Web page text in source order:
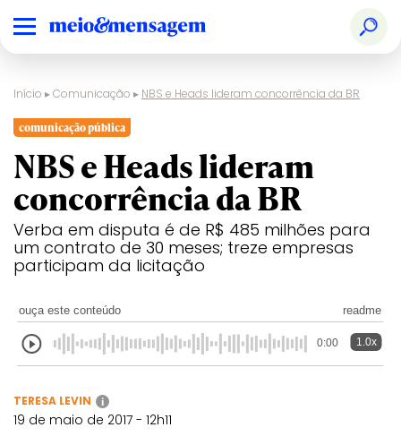
Início ▸Comunicação ▸ NBS e Heads lideram concorrência da BR
comunicação pública
NBS e Heads lideram
concorrência da BR
Verba em disputa é de R$ 485 milhões para
um contrato de 30 meses; treze empresas
participam da licitação
ouça este conteúdo readme
0:00 1.0x
TERESA LEVIN i
19 de maio de 2017 - 12h11